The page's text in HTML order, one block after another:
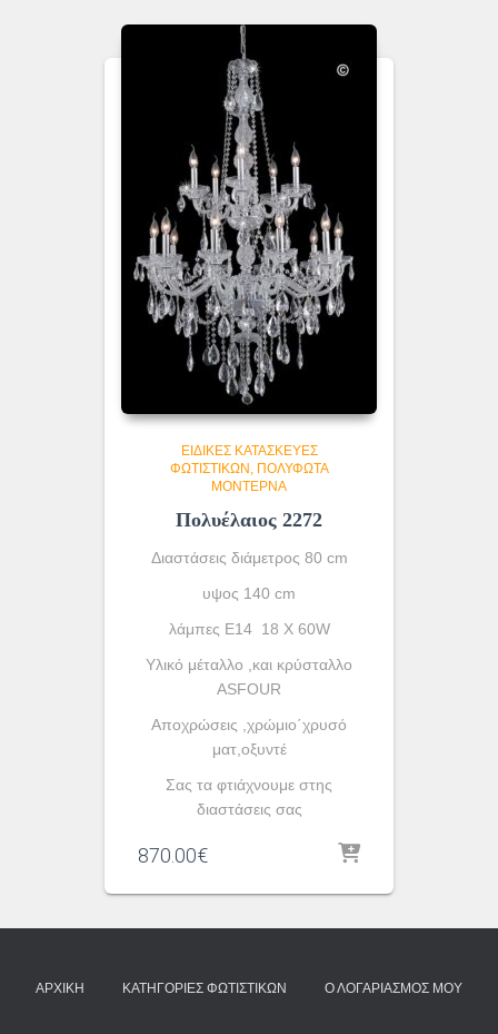
ΕΙΔΙΚΈΣ ΚΑΤΑΣΚΕΥΈΣ
ΦΩΤΙΣΤΙΚΏΝ
ΠΟΛΎΦΩΤΑ
ΜΟΝΤΈΡΝΑ
Πολυέλαιος 2272
Διαστάσεις διάμετρος 80 cm
υψος 140 cm
λάμπες Ε14 18 X 60W
Υλικό μέταλλο ,και κρύσταλλο
ASFOUR
Αποχρώσεις ,χρώμιο΄χρυσό
ματ,οξυντέ
Σας τα φτιάχνουμε στης
διαστάσεις σας
870.00€
ΑΡΧΙΚΉ ΚΑΤΗΓΟΡΊΕΣ ΦΩΤΙΣΤΙΚΏΝ Ο ΛΟΓΑΡΙΑΣΜΌΣ ΜΟΥ